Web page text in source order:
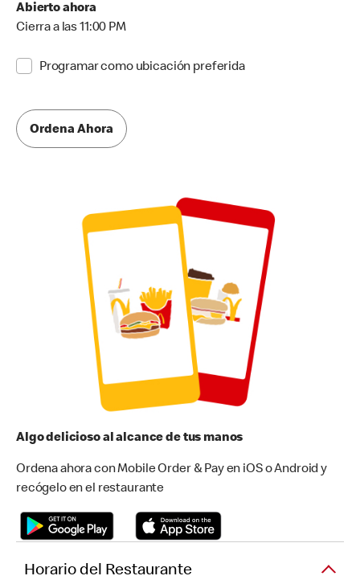
Abierto ahora
Cierra a las 11:00 PM
Programar como ubicación preferida
Ordena Ahora
Algo delicioso al alcance de tus manos
Ordena ahora con Mobile Order & Pay en iOS o Android y
recógelo en el restaurante
Horario del Restaurante